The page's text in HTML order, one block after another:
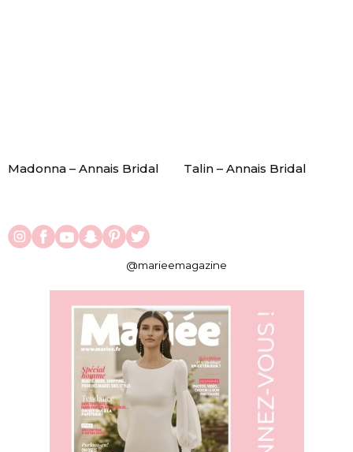
Madonna – Annais Bridal Talin – Annais Bridal
@marieemagazine